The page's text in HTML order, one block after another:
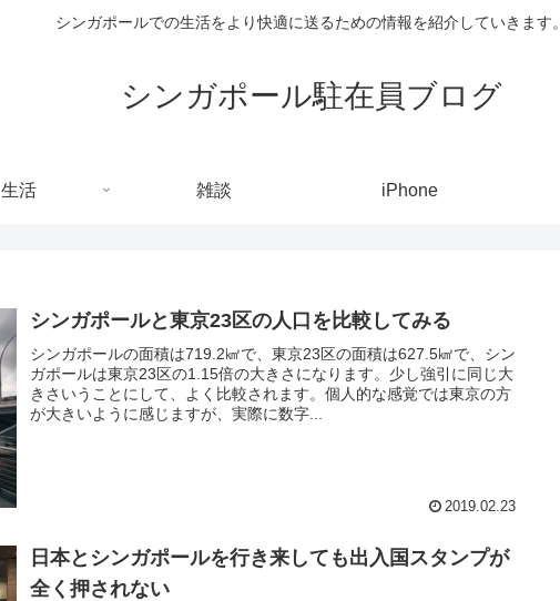
シンガポールでの生活をより快適に送るための情報を紹介していきます。
シンガポール駐在員ブログ
生活 雑談 iPhone
シンガポールと東京23区の人口を比較してみる
シンガポールの面積は719.2㎢で、東京23区の面積は627.5㎢で、シン
ガポールは東京23区の1.15倍の大きさになります。少し強引に同じ大
きさいうことにして、よく比較されます。個人的な感覚では東京の方
が大きいように感じますが、実際に数字...
2019.02.23
日本とシンガポールを行き来しても出入国スタンプが
全く押されない